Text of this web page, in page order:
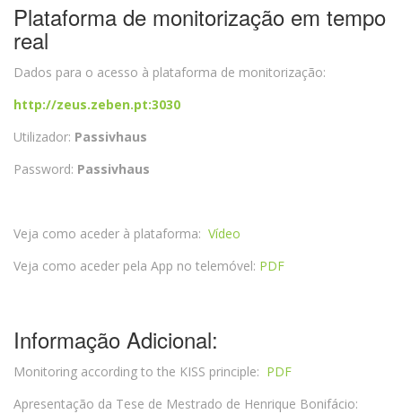
Plataforma de monitorização em tempo
real
Dados para o acesso à plataforma de monitorização:
http://zeus.zeben.pt:3030
Utilizador: Passivhaus
Password: Passivhaus
Veja como aceder à plataforma: Vídeo
Veja como aceder pela App no telemóvel: PDF
Informação Adicional:
Monitoring according to the KISS principle: PDF
Apresentação da Tese de Mestrado de Henrique Bonifácio: